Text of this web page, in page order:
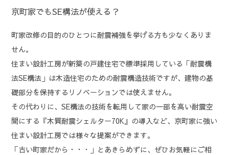
京町家でもSE構法が使える？
町家改修の目的のひとつに耐震補強を挙げる方も少なくありま
せん。
住まい設計工房が新築の戸建住宅で標準採用している「耐震構
法SE構法」は木造住宅のための耐震構造技術ですが、建物の基
礎部分を保持するリノベーションでは使えません。
その代わりに、SE構法の技術を転用して家の一部を高い耐震空
間にする『木質耐震シェルター70K』の導入など、京町家に強い
住まい設計工房では様々な提案ができます。
「古い町家だから・・・」とあきらめずに、ぜひお気軽にご相